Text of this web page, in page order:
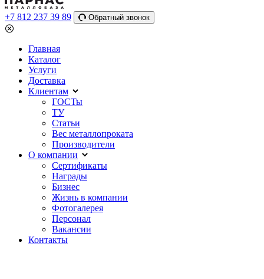
+7 812 237 39 89 Обратный звонок
Главная
Каталог
Услуги
Доставка
Клиентам
ГОСТы
ТУ
Статьи
Вес металлопроката
Производители
О компании
Сертификаты
Награды
Бизнес
Жизнь в компании
Фотогалерея
Персонал
Вакансии
Контакты